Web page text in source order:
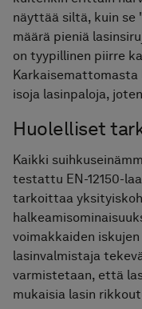
näyttää siltä, kuin se
määrä pieniä
on tyypillinen piirre
isoja lasinpaloja,
Huolelliset
Kaikki
testattu EN-12150-
tarkoittaa
voimakkaiden
lasinvalmistaja
varmistetaan, että
mukaisia lasin